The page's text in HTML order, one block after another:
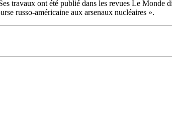
travaux ont été publié dans les revues Le Monde
russo-américaine aux arsenaux nucléaires ».